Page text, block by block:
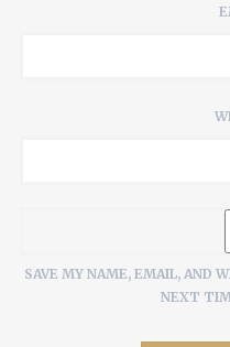
SAVE MY NAME, EMAIL, AND
NEXT